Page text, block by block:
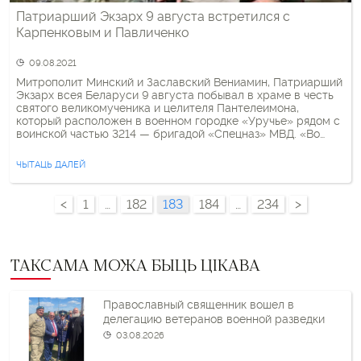
Патриарший Экзарх 9 августа встретился с
Карпенковым и Павличенко
09.08.2021
Митрополит Минский и Заславский Вениамин, Патриарший
Экзарх всея Беларуси 9 августа побывал в храме в честь
святого великомученика и целителя Пантелеимона,
который расположен в военном городке «Уручье» рядом с
воинской частью 3214 — бригадой «Спецназ» МВД. «Во
молитвенные прошения о даровании мира беларусскому
народу и о прекращении распространения вредоносного
поветрия», […]
ЧЫТАЦЬ ДАЛЕЙ
< 1 … 182 183 184 … 234 >
ТАКСАМА МОЖА БЫЦЬ ЦІКАВА
Православный священник вошел в
делегацию ветеранов военной разведки
03.08.2026